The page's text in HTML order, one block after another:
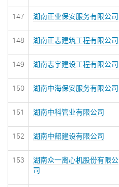
147 湖南正业保安服务有限公司
148 湖南正志建筑工程有限公司
149 湖南志宇建设工程有限公司
150 湖南中海保安服务有限公司
151 湖南中科管业有限公司
152 湖南中韶建设有限公司
153
湖南众一离心机股份有限公
司